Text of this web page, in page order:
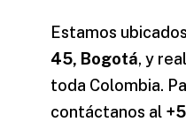
Estamos
45, Bogotá, y
toda Colombia.
contáctanos al